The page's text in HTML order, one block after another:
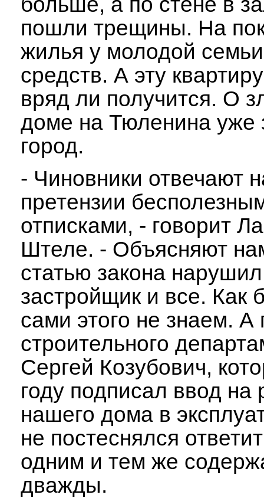
пошли трещины. На
жилья у молодой
средств. А эту
вряд ли получится. О
доме на Тюленина уже
город.
- Чиновники отвечают
претензии
отписками, - говорит
Штеле. - Объясняют
статью закона нарушил
застройщик и все. Как
сами этого не знаем. А
строительного
Сергей Козубович,
году подписал ввод
нашего дома в
не постеснялся
одним и тем же
дважды.